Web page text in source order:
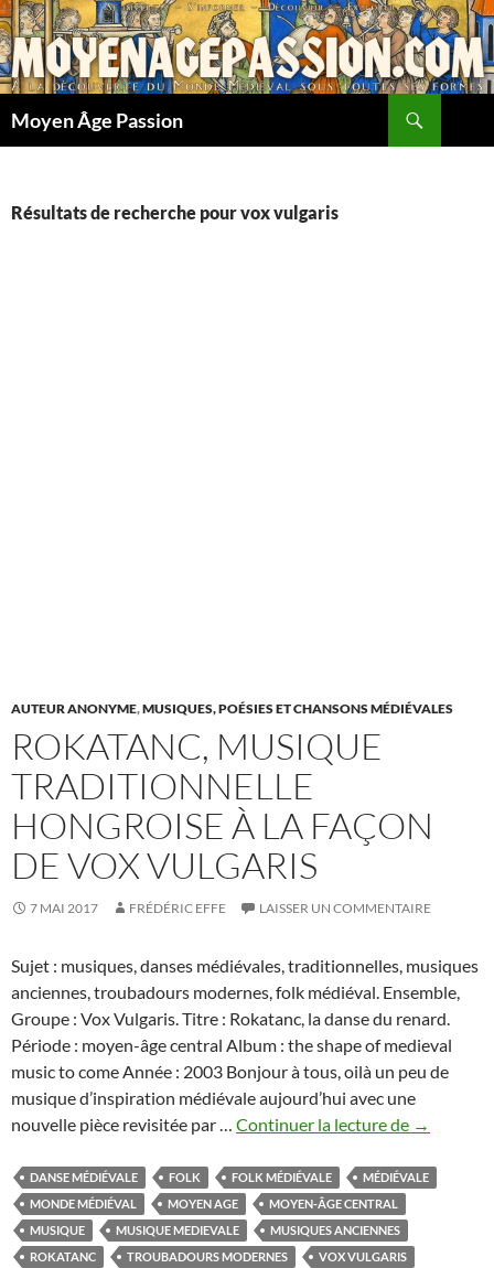
Aller
au
contenu
Moyen Âge Passion
Résultats de recherche pour vox vulgaris
AUTEUR ANONYME,MUSIQUES, POÉSIES ET CHANSONS MÉDIÉVALES
ROKATANC, MUSIQUE
TRADITIONNELLE
HONGROISE À LA FAÇON
DE VOX VULGARIS
7 MAI 2017 FRÉDÉRIC EFFE LAISSER UN COMMENTAIRE
Sujet : musiques, danses médiévales, traditionnelles, musiques
anciennes, troubadours modernes, folk médiéval. Ensemble,
Groupe : Vox Vulgaris. Titre : Rokatanc, la danse du renard.
Période : moyen-âge central Album : the shape of medieval
music to come Année : 2003 Bonjour à tous, oilà un peu de
musique d’inspiration médiévale aujourd’hui avec une
nouvelle pièce revisitée par … Continuer la lecture de Rokatanc,
→
DANSE MÉDIÉVALE FOLK FOLK MÉDIÉVALE
MÉDIÉVALE
MONDE MÉDIÉVAL
MOYEN AGE
MOYEN-ÂGE CENTRAL
MUSIQUE
MUSIQUE MEDIEVALE
MUSIQUES ANCIENNES
ROKATANC
TROUBADOURS MODERNES VOX VULGARIS